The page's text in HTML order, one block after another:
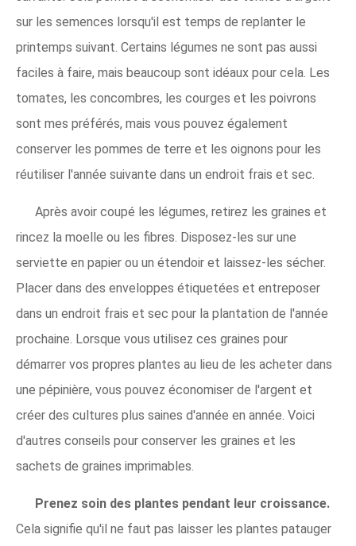
sur les semences lorsqu'il est temps de replanter le
printemps suivant. Certains légumes ne sont pas aussi
faciles à faire, mais beaucoup sont idéaux pour cela. Les
tomates, les concombres, les courges et les poivrons
sont mes préférés, mais vous pouvez également
conserver les pommes de terre et les oignons pour les
réutiliser l'année suivante dans un endroit frais et sec.
Après avoir coupé les légumes, retirez les graines et
rincez la moelle ou les fibres. Disposez-les sur une
serviette en papier ou un étendoir et laissez-les sécher.
Placer dans des enveloppes étiquetées et entreposer
dans un endroit frais et sec pour la plantation de l'année
prochaine. Lorsque vous utilisez ces graines pour
démarrer vos propres plantes au lieu de les acheter dans
une pépinière, vous pouvez économiser de l'argent et
créer des cultures plus saines d'année en année. Voici
d'autres conseils pour conserver les graines et les
sachets de graines imprimables.
Prenez soin des plantes pendant leur croissance.
Cela signifie qu'il ne faut pas laisser les plantes patauger